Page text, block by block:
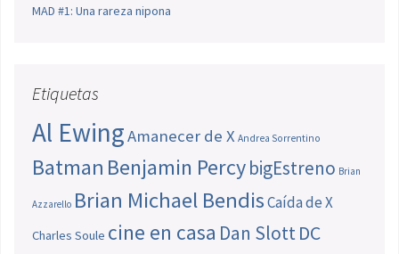
MAD #1: Una rareza nipona
Etiquetas
Al EwingAmanecer de X Andrea Sorrentino
Batman Benjamin PercybigEstreno Brian
Azzarello Brian Michael BendisCaída de X
Charles Soule cine en casa Dan SlottDC